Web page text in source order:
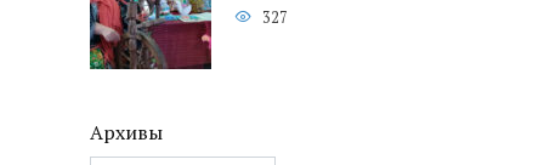
327
Архивы